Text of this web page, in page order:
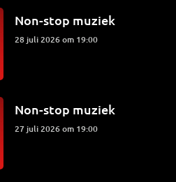
Non-stop muziek
28 juli 2026 om 19:00
Non-stop muziek
27 juli 2026 om 19:00